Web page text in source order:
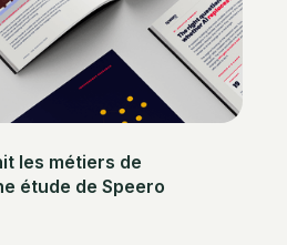
les métiers de
étude de Speero